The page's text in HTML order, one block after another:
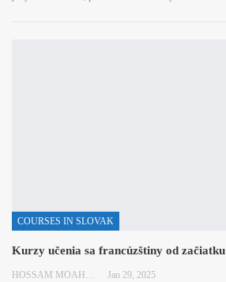
COURSES IN SLOVAK
Kurzy učenia sa francúzštiny od začiatku
HOSSAM MOAHMED Jan 29, 2025